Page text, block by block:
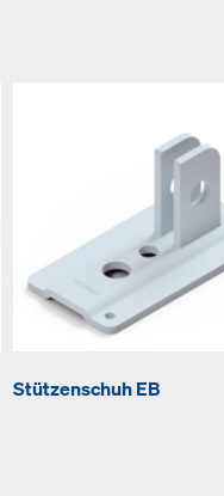
Stützenschuh EB